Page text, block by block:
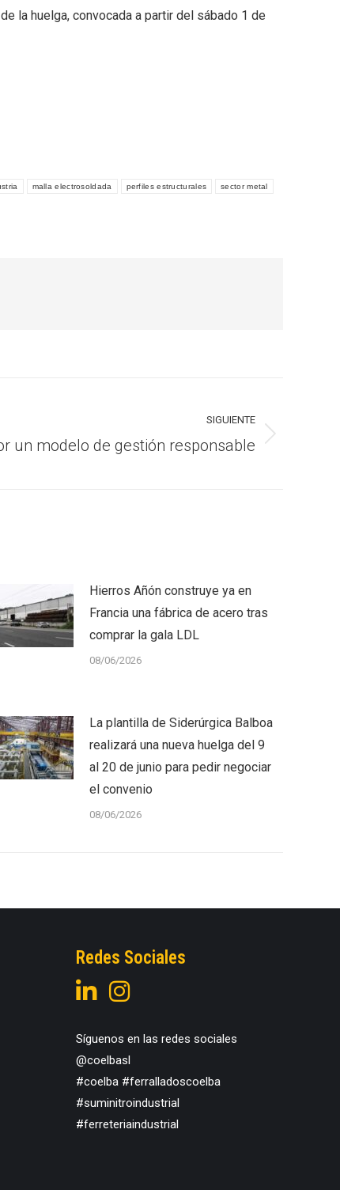
la huelga, convocada a partir del sábado 1 de
malla electrosoldada perfiles estructurales sector metal
SIGUIENTE
un modelo de gestión responsable
Hierros Añón construye ya en
Francia una fábrica de acero tras
comprar la gala LDL
08/06/2026
La plantilla de Siderúrgica Balboa
realizará una nueva huelga del 9
al 20 de junio para pedir negociar
el convenio
08/06/2026
Redes Sociales
Síguenos en las redes sociales
@coelbasl
#coelba #ferralladoscoelba
#suminitroindustrial
#ferreteriaindustrial